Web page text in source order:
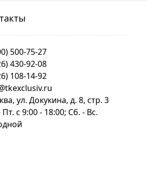
500-75-27
430-92-08
108-14-92
ул. Докукина, д. 8, стр. 3
c 9:00 - 18:00; Сб. - Вс.